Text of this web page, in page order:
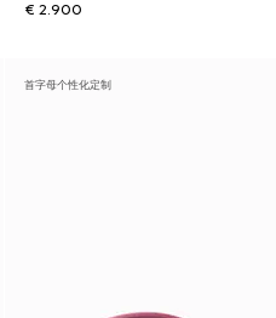
€ 2.900
首字母个性化定制